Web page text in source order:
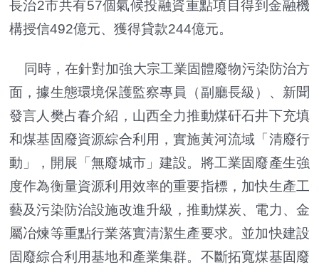
長治2市共有57個氣候投融資重點項目得到金融機
構授信492億元、獲得貸款244億元。
同時，在針對加強大宗工業固體廢物污染防治方
面，據生態環境保護監察專員（副廳長級）、新聞
發言人樊占春介紹，山西全力推動煤矸石井下充填
和煤基固廢資源綜合利用，實施黃河流域「清廢行
動」，開展「無廢城市」建設。將工業固廢產生強
度作為衡量資源利用效率的重要指標，加快生產工
藝及污染防治設施改進升級，推動煤炭、電力、金
屬冶煉等重點行業落實清潔生產要求。並加快建設
固廢綜合利用基地和產業集群。不斷拓寬煤基固廢